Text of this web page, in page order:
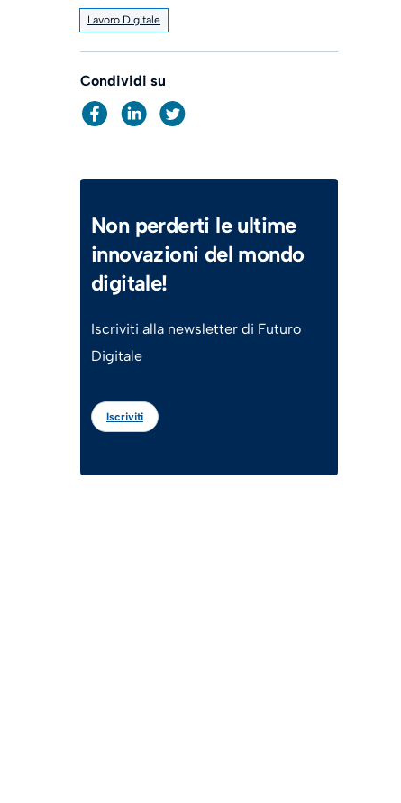
Lavoro Digitale
Condividi su
Non perderti le ultime
innovazioni del mondo
digitale!
Iscriviti alla newsletter di Futuro
Digitale
Iscriviti